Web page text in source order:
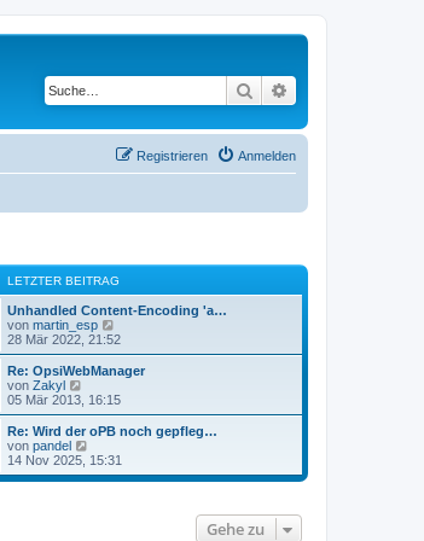
Suche
Anmelden
Registrieren
LETZTER BEITRAG
Unhandled Content-Encoding 'a…
von martin_esp
e
u
e
t
B
e
i
t
28 Mär 2022, 21:52
Re: OpsiWebManager
von Zakyl
e
u
e
s
t
e
r
05 Mär 2013, 16:15
Re: Wird der oPB noch gepfleg…
von pandel
e
u
14 Nov 2025, 15:31
Gehe zu